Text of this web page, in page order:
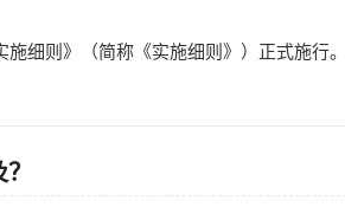
细则》（简称《实施细则》）正式施行